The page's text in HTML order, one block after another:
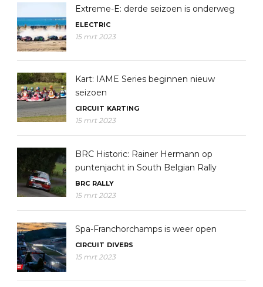
Extreme-E: derde seizoen is onderweg
ELECTRIC
15 mrt 2023
Kart: IAME Series beginnen nieuw
seizoen
CIRCUIT KARTING
15 mrt 2023
BRC Historic: Rainer Hermann op
puntenjacht in South Belgian Rally
BRC RALLY
15 mrt 2023
Spa-Franchorchamps is weer open
CIRCUIT DIVERS
15 mrt 2023